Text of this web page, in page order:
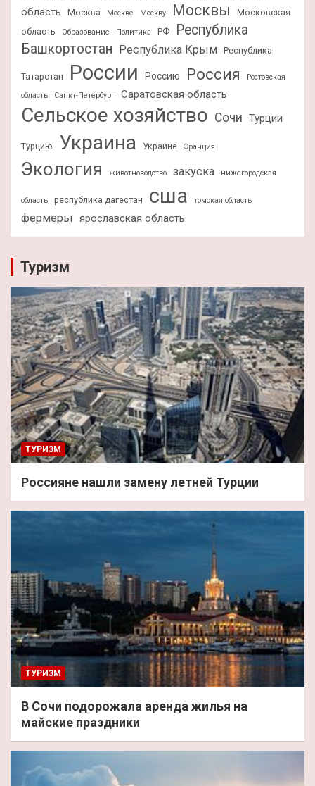
область
Москва Москве Москву Москвы
Московская
область
Образование Политика РФ
Республика
Башкортостан
Республика Крым Республика
Татарстан России Россию Россия
Ростовская
область
Санкт-Петербург Саратовская область
Сельское хозяйство Сочи Турции
Турцию Украина Украине Франция
Экология животноводство закуска нижегородская
область республика дагестан сша томская область
фермеры ярославская область
Туризм
ТУРИЗМ
Россияне нашли замену летней Турции
ТУРИЗМ
В Сочи подорожала аренда жилья на
майские праздники